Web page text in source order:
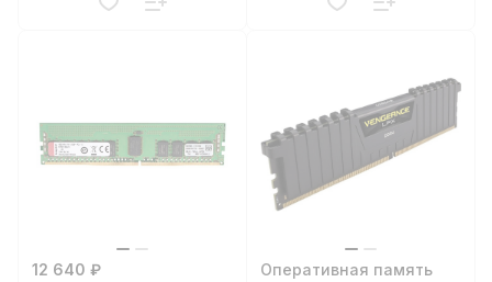
12 640 ₽
Оперативная память